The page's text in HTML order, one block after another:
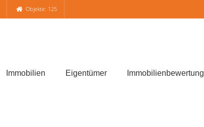
Objekte: 125
Immobilien Eigentümer Immobilienbewertung